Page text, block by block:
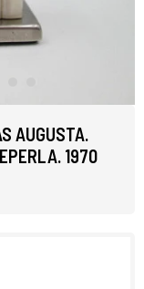
AUGUSTA.
1970